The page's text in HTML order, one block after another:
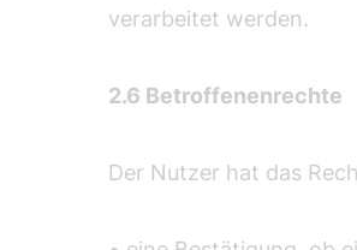
verarbeitet werden.
2.6 Betroffenenrechte
Der Nutzer hat das